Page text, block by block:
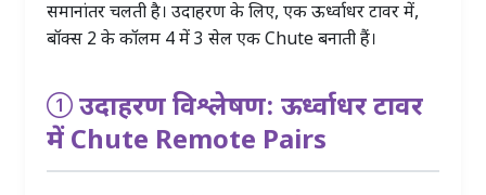
समानांतर चलती है। उदाहरण के लिए, एक ऊर्ध्वाधर टावर में,
बॉक्स 2 के कॉलम 4 में 3 सेल एक Chute बनाती हैं।
उदाहरण विश्लेषण: ऊर्ध्वाधर टावर
में Chute Remote Pairs